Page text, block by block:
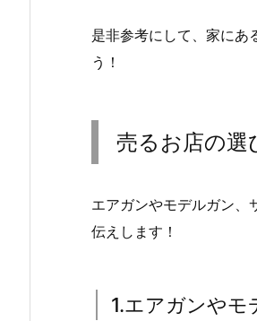
是非参考にして、家にあ
う！
売るお店の選
エアガンやモデルガン、
伝えします！
1.エアガンや